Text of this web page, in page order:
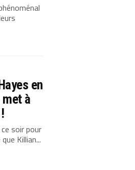
en
à
soir pour
Killian...